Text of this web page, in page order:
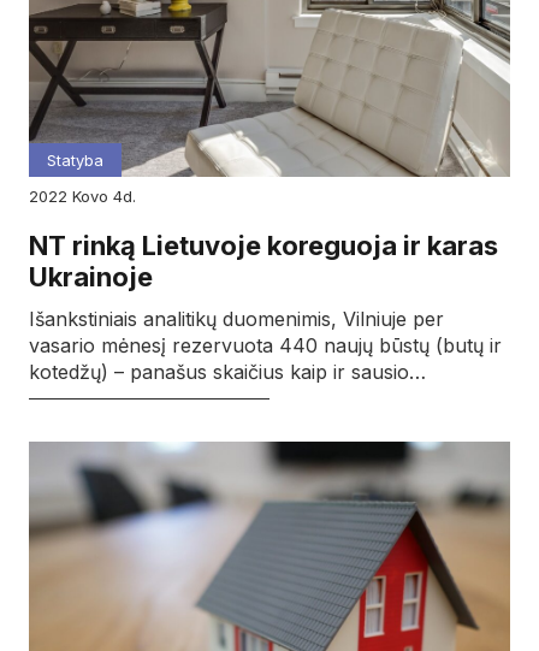
Statyba
2022
kovo 4d.
NT rinką Lietuvoje koreguoja ir karas
Ukrainoje
Išankstiniais analitikų duomenimis, Vilniuje per
vasario mėnesį rezervuota 440 naujų būstų (butų ir
kotedžų) – panašus skaičius kaip ir sausio…